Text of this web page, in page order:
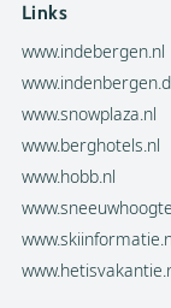
Links
www.indebergen.nl
www.snowplaza.nl
www.berghotels.nl
www.hobb.nl